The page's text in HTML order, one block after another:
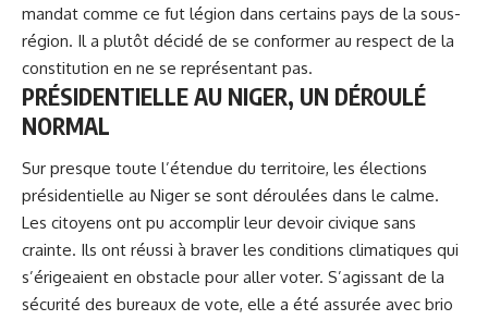
mandat comme ce fut légion dans certains pays de la sous-
région. Il a plutôt décidé de se conformer au respect de la
constitution en ne se représentant pas.
PRÉSIDENTIELLE AU NIGER, UN DÉROULÉ
NORMAL
Sur presque toute l’étendue du territoire, les élections
présidentielle au Niger se sont déroulées dans le calme.
Les citoyens ont pu accomplir leur devoir civique sans
crainte. Ils ont réussi à braver les conditions climatiques qui
s’érigeaient en obstacle pour aller voter. S’agissant de la
sécurité des bureaux de vote, elle a été assurée avec brio